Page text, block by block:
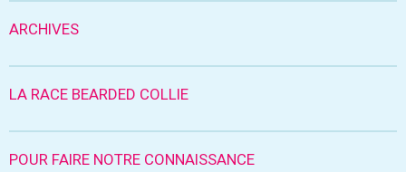
ARCHIVES
LA RACE BEARDED COLLIE
POUR FAIRE NOTRE CONNAISSANCE